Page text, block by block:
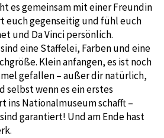
es gemeinsam mit einer Freundin
euch gegenseitig und fühl euch
und Da Vinci persönlich.
eine Staffelei, Farben und eine
Klein anfangen, es ist noch
gefallen – außer dir natürlich,
selbst wenn es ein erstes
ins Nationalmuseum schafft –
garantiert! Und am Ende hast